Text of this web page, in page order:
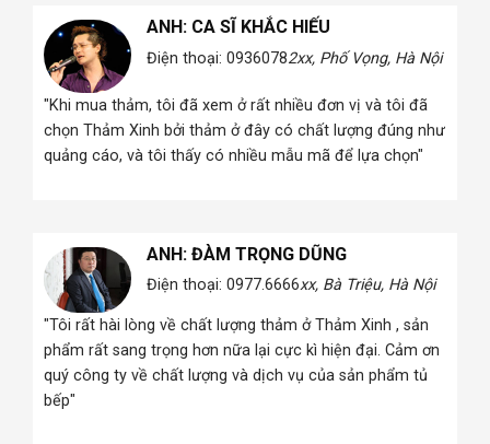
ANH: CA SĨ KHẮC HIẾU
Điện thoại: 09360782xx, Phố Vọng, Hà Nội
"Khi mua thảm, tôi đã xem ở rất nhiều đơn vị và tôi đã
chọn Thảm Xinh bởi thảm ở đây có chất lượng đúng như
quảng cáo, và tôi thấy có nhiều mẫu mã để lựa chọn"
ANH: ĐÀM TRỌNG DŨNG
Điện thoại: 0977.6666xx, Bà Triệu, Hà Nội
"Tôi rất hài lòng về chất lượng thảm ở Thảm Xinh , sản
phẩm rất sang trọng hơn nữa lại cực kì hiện đại. Cảm ơn
quý công ty về chất lượng và dịch vụ của sản phẩm tủ
bếp"